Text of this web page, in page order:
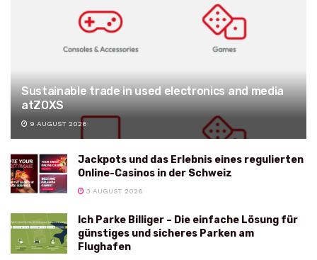
Sustainable trade in used electronics and media
atZOXS
9 AUGUST 2026
Jackpots und das Erlebnis eines regulierten
Online-Casinos in der Schweiz
3 AUGUST 2026
Ich Parke Billiger – Die einfache Lösung für
günstiges und sicheres Parken am
Flughafen